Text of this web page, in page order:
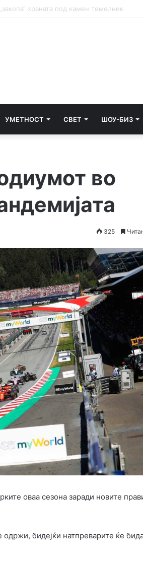
УМЕТНОСТ СВЕТ ШОУ-БИЗ
во
325
оваа сезона заради новите
бидејќи натпреварите ќе